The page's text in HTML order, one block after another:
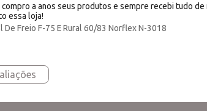
compro a anos seus produtos e sempre recebi tudo de
essa loja!
De Freio F-75 E Rural 60/83 Norflex N-3018